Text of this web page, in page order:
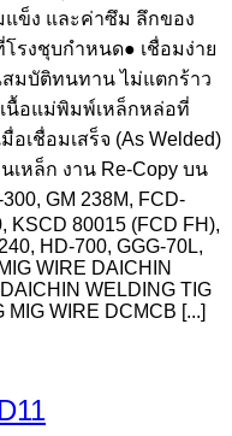
ข็ง และค่าซึม ลึกของ
รงชุบกำหนด● เชื่อมง่าย
มบัติทนทาน ไม่แตกร้าว
นื้อแม่พิมพ์เหล็กหล่อที่
เชื่อมเสร็จ (As Welded)
เหล็ก งาน Re-Copy บน
GM 238M, FCD-
KSCD 80015 (FCD FH),
HD-700, GGG-70L,
WIRE DAICHIN
WELDING TIG
WIRE DCMCB [...]